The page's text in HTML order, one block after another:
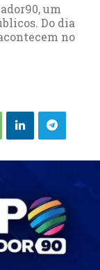
um
Do dia
no